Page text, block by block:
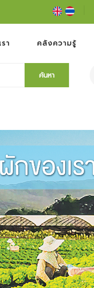
า คลังความรู้
ค้นหา